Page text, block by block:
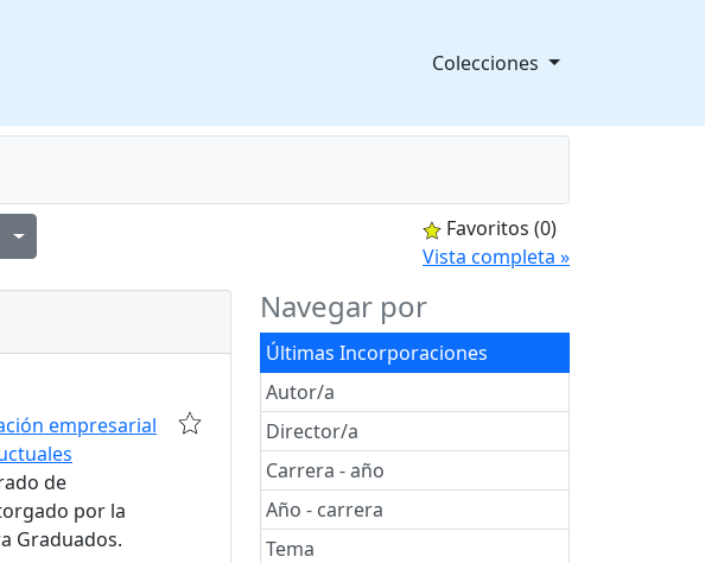
Colecciones
Alternar menú desplegable
Favoritos (0)
Vista completa »
Navegar por
Últimas Incorporaciones
Autor/a
Director/a
Carrera - año
Año - carrera
Tema
empresarial
de
por la
Graduados.